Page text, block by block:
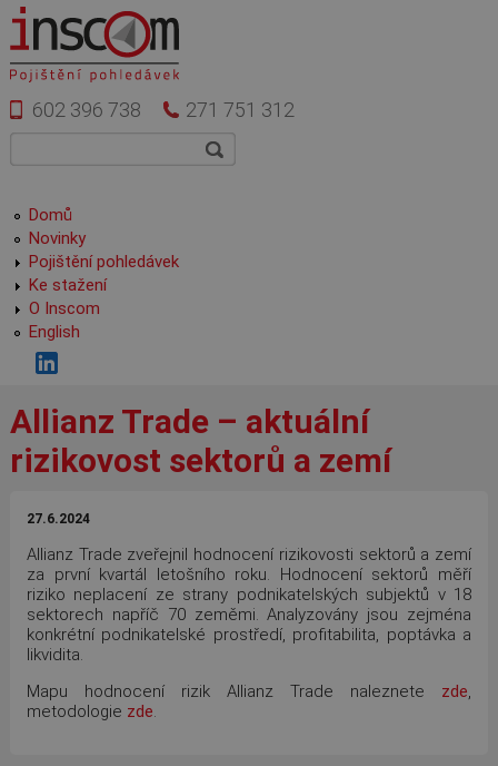
Přejít k hlavnímu obsahu
602 396 738 271 751 312
Hlavní menu
Domů
Novinky
Pojištění pohledávek
Ke stažení
O Inscom
English
Allianz Trade – aktuální
rizikovost sektorů a zemí
27.6.2024
Allianz Trade zveřejnil hodnocení rizikovosti sektorů a zemí
za první kvartál letošního roku. Hodnocení sektorů měří
riziko neplacení ze strany podnikatelských subjektů v 18
sektorech napříč 70 zeměmi. Analyzovány jsou zejména
konkrétní podnikatelské prostředí, profitabilita, poptávka a
likvidita.
Mapu hodnocení rizik Allianz Trade naleznete zde
metodologie zde